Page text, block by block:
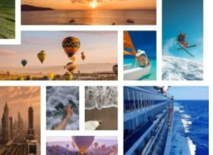
Despre noi
Contactați-ne
Fii reporter
Politica cookie-uri
Politica de Confidențialitate
Publicitate